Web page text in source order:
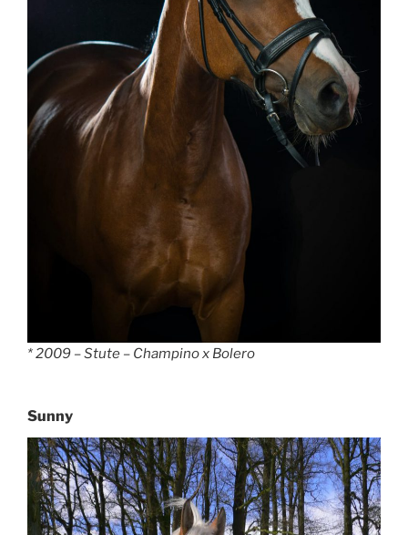
* 2009 – Stute – Champino x Bolero
Sunny